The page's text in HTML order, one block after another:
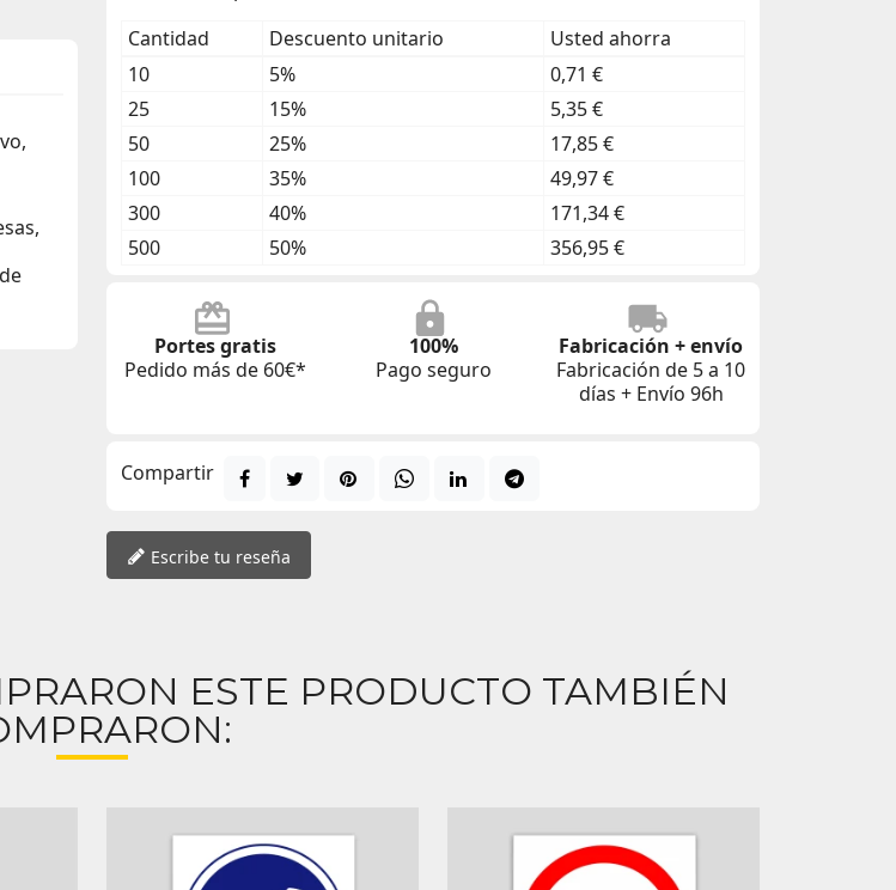
Cantidad
Descuento unitario
Usted ahorra
10
5%
0,71 €
25
15%
5,35 €
50
25%
17,85 €
100
35%
49,97 €
300
40%
171,34 €
500
50% 356,95 €
Portes gratis
Pedido más de 60€*
100%
Pago seguro
Fabricación + envío
Fabricación de 5 a 10
días + Envío 96h
Compartir
Escribe tu reseña
ESTE PRODUCTO TAMBIÉN